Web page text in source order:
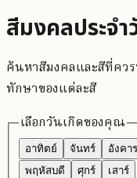
สีมงคลประจำ
ค้นหาสีมงคลและสีที่คว
ทักษาของแต่ละสี
เลือกวันเกิดของคุณ
อาทิตย์ จันทร์ อังคาร
พฤหัสบดี
ศุกร์ เสาร์